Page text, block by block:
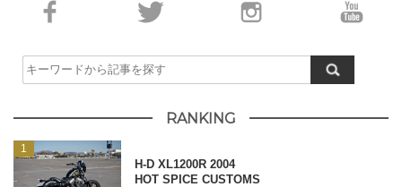
RANKING
H-D XL1200R 2004
HOT SPICE CUSTOMS